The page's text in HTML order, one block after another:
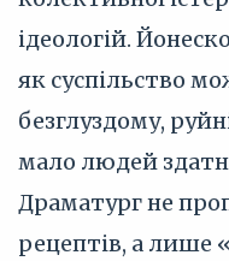
ідеологій.
як суспільство
безглуздому,
мало людей
Драматург не
рецептів, а лише